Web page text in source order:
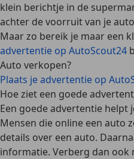
klein berichtje in de
achter de voorruit van je
Maar zo bereik je maar een
advertentie op AutoScout24
Auto verkopen?
Plaats je advertentie op
Hoe ziet een goede
Een goede advertentie helpt
Mensen die online een auto
details over een auto.
informatie. Verberg dan ook